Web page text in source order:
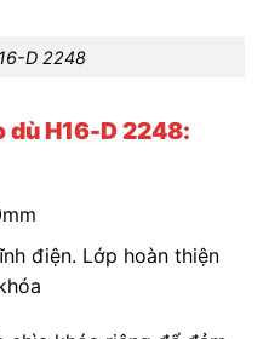
D 2248
dù H16-D 2248:
điện. Lớp hoàn thiện